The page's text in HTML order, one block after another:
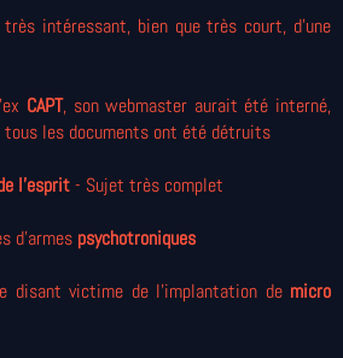
très intéressant, bien que très court, d'une
CAPT, son webmaster aurait été interné,
tous les documents ont été détruits
l'esprit- Sujet très complet
d'armes psychotroniques
disant victime de l'implantation de micro